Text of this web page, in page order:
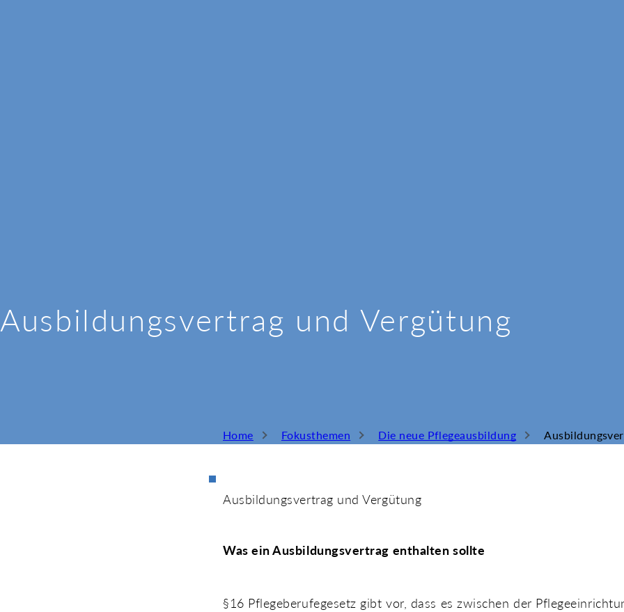
Ausbildungsvertrag und Vergütung
Home Fokusthemen Die neue Pflegeausbildung
Ausbildungsvertrag und Vergütung
Was ein Ausbildungsvertrag enthalten sollte
§16 Pflegeberufegesetz gibt vor, dass es zwischen der